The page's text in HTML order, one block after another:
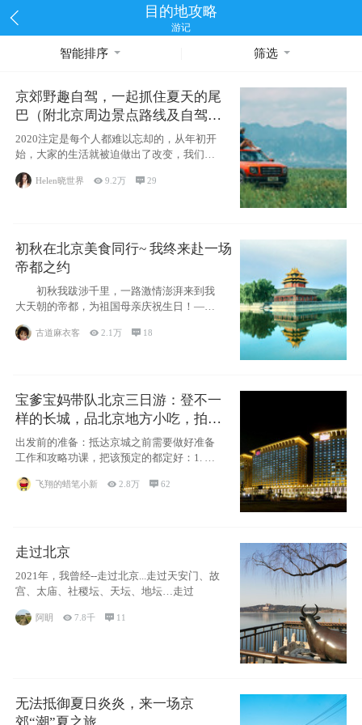
目的地攻略
游记
智能排序 筛选
京郊野趣自驾，一起抓住夏天的尾
巴（附北京周边景点路线及自驾攻
略）
2020注定是每个人都难以忘却的，从年初开
始，大家的生活就被迫做出了改变，我们也
不例外。本来双双辞职是为
Helen晓世界 9.2万 29
初秋在北京美食同行~ 我终来赴一场
帝都之约
初秋我跋涉千里，一路激情澎湃来到我
大天朝的帝都，为祖国母亲庆祝生日！——
古道麻衣客 2.1万  18
宝爹宝妈带队北京三日游：登不一
样的长城，品北京地方小吃，拍盘
古七星夜景！
出发前的准备：抵达京城之前需要做好准备
工作和攻略功课，把该预定的都定好：1. 酒
飞翔的蜡笔小新 2.8万 62
走过北京
2021年，我曾经--走过北京...走过天安门、故
宫、太庙、社稷坛、天坛、地坛…走过
阿眀 7.8千  11
无法抵御夏日炎炎，来一场京